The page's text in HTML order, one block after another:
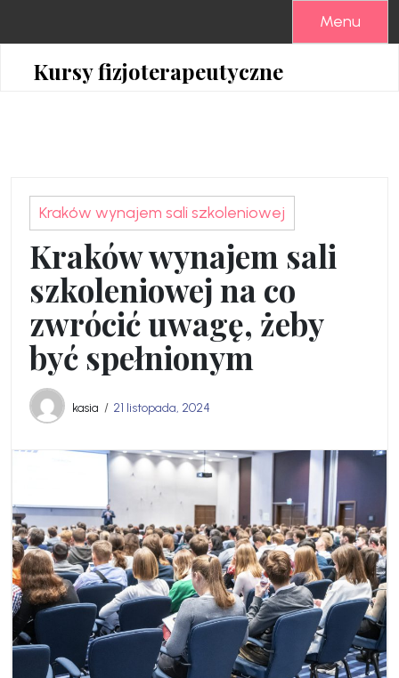
Menu
Kursy fizjoterapeutyczne
Kraków wynajem sali szkoleniowej
Kraków wynajem sali
szkoleniowej na co
zwrócić uwagę, żeby
być spełnionym
kasia 21 listopada, 2024